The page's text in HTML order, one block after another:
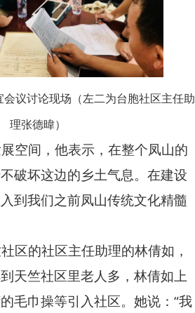
议讨论现场 （左二为台胞社区主任助
理张德暐）
空间，他表示，在整个凤山的
破坏这边的乡土气息。在建设
到我们之前凤山传统文化精髓
区的社区主任助理的林倩如，
天竺社区里老人多，林倩如上
毛巾操等引入社区。她说：“我